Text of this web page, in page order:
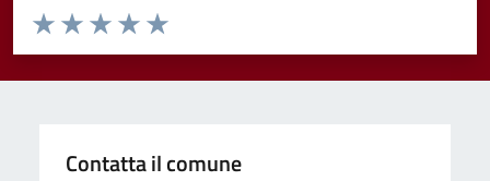
Valuta da 1 a 5 stelle la pagina
Valuta 5 stelle su 5
Valuta 4 stelle su 5
Valuta 3 stelle su 5
Valuta 2 stelle su 5
Valuta 1 stelle su 5
Contatta il comune